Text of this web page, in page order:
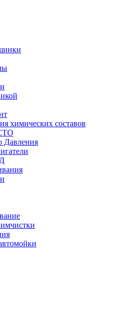
химических составов
Давления